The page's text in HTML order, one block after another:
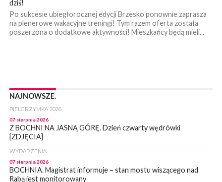
dziś!
Po sukcesie ubiegłorocznej edycji Brzesko ponownie zaprasza
na plenerowe wakacyjne treningi! Tym razem oferta została
poszerzona o dodatkowe aktywności! Mieszkańcy będą mieli...
NAJNOWSZE.
PIELGRZYMKA 2026
07 sierpnia 2026
Z BOCHNI NA JASNĄ GÓRĘ. Dzień czwarty wędrówki
[ZDJĘCIA]
WYDARZENIA
07 sierpnia 2026
BOCHNIA. Magistrat informuje – stan mostu wiszącego nad
Rabą jest monitorowany